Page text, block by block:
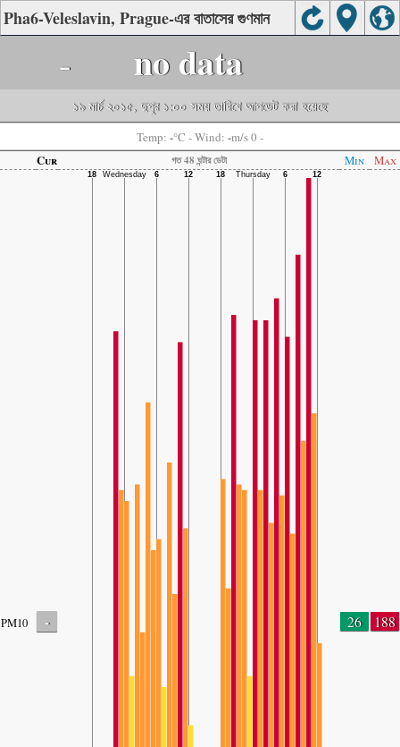
Pha6-Veleslavin, Prague-এর বাতাসের গুণমান
- no data
১৯ মার্চ ২০১৫, দুপুর ১:০০ সময় তারিখে আপডেট করা হয়েছে
Temp: -°C - Wind: -m/s 0 -
Cur
গত 48 ঘন্টার ডেটা Min Max
PM10 - 26 188